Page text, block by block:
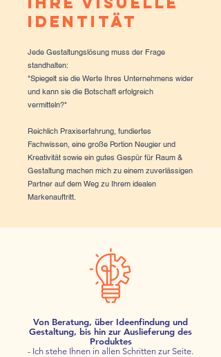
Identität
Jede Gestaltungslösung muss der Frage
standhalten:
"Spiegelt sie die Werte Ihres Unternehmens wider
und kann sie die Botschaft erfolgreich
vermitteln?"
Reichlich Praxiserfahrung, fundiertes
Fachwissen, eine große Portion Neugier und
Kreativität sowie ein gutes Gespür für Raum &
Gestaltung machen mich zu einem zuverlässigen
Partner auf dem Weg zu Ihrem idealen
Markenauftritt.
Von Beratung, über Ideenfindung und
Gestaltung, bis hin zur Auslieferung des
Produktes
- Ich stehe Ihnen in allen Schritten zur Seite.